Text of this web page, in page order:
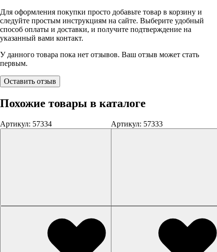
Для оформления покупки просто добавьте товар в корзину и
следуйте простым инструкциям на сайте. Выберите удобный
способ оплаты и доставки, и получите подтверждение на
указанный вами контакт.
У данного товара пока нет отзывов. Ваш отзыв может стать
первым.
Оставить отзыв
Похожие товары в каталоге
Артикул: 57334 Артикул: 57333